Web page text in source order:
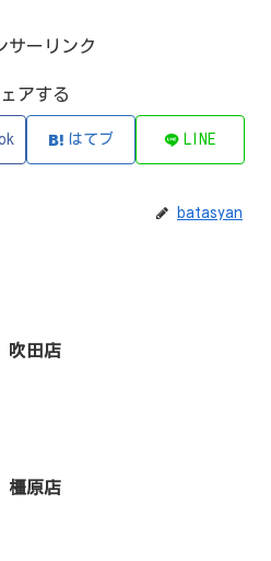
サーリンク
アする
はてブ LINE
batasyan
吹田店
橿原店